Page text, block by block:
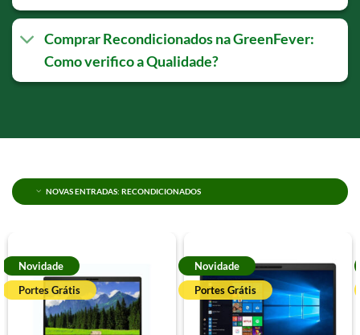
Comprar Recondicionados na GreenFever:
Como verifico a Qualidade?
NOVAS ENTRADAS: RECONDICIONADOS
Novidade
Portes Grátis
Novidade
Portes Grátis